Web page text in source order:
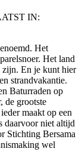
IN:
Het
Het land
zijn. En je kunt hier
strandvakantie.
Baturraden op
de grootste
maakt op een
daarvoor niet altijd
Stichting Bersama
wel